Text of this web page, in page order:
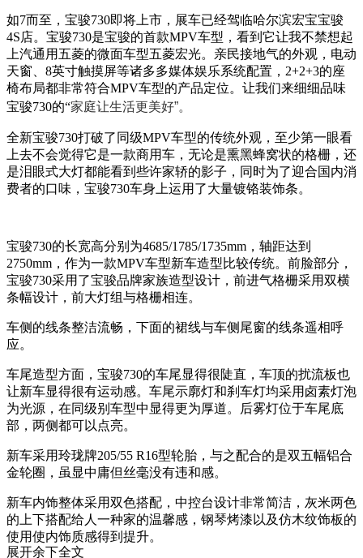
如7而至，宝骏730即将上市，展车已经驾临哈尔滨宏宝宝骏
4S店。宝骏730是宝骏的首款MPV车型，看到它让我不禁想起
上汽通用五菱的微面车型五菱宏光。亲民接地气的外观，电动
天窗、8英寸触摸屏等诸多多媒体娱乐系统配置，2+2+3的座
椅布局都非常符合MPV车型的产品定位。让我们来细细品味
宝骏730的“家庭让生活更美好”。
全新宝骏730打破了同级MPV车型的传统外观，至少第一眼看
上去不会觉得它是一款商用车，无论是熏黑蜂窝状的格栅，还
是泪眼式大灯都能看到些许家轿的影子，同时为了迎合国内消
费者的口味，宝骏730车身上运用了大量镀铬装饰条。
宝骏730的长宽高分别为4685/1785/1735mm，轴距达到
2750mm，作为一款MPV车型新车造型比较传统。前脸部分，
宝骏730采用了宝骏品牌家族造型设计，前进气格栅采用双横
条幅设计，前大灯组与格栅相连。
车侧的线条整洁流畅，下面的裙线与车侧尾窗的线条遥相呼
应。
车尾造型方面，宝骏730的车尾显得很陡直，车顶的扰流板也
让新车显得很有运动感。车尾示廓灯和刹车灯均采用卤素灯泡
为光源，在同级别车型中显得更为厚道。后雾灯位于车尾底
部，两侧都可以点亮。
新车采用玲珑牌205/55 R16型轮胎，与之配合的是双五幅铝合
金轮圈，虽显中庸但丝毫没有违和感。
新车内饰整体采用双色搭配，中控台设计非常简洁，灰米两色
的上下搭配给人一种家的温馨感，钢琴烤漆以及仿木纹饰板的
使用使内饰质感得到提升。
展开余下全文